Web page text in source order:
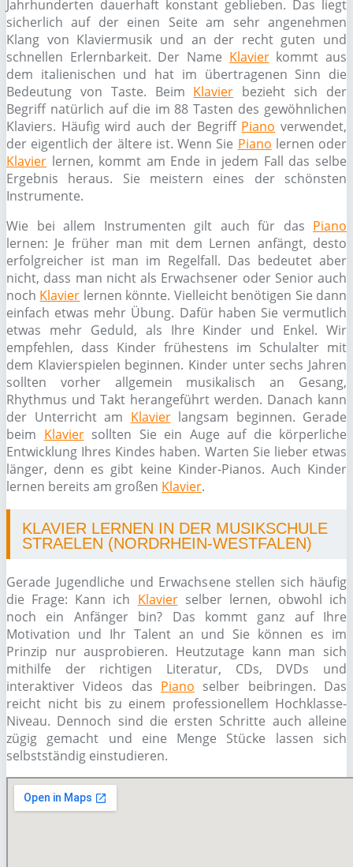
Jahrhunderten dauerhaft konstant geblieben. Das liegt
sicherlich auf der einen Seite am sehr angenehmen
Klang von Klaviermusik und an der recht guten und
schnellen Erlernbarkeit. Der Name Klavierkommt aus
dem italienischen und hat im übertragenen Sinn die
Bedeutung von Taste. Beim Klavier bezieht sich der
Begriff natürlich auf die im 88 Tasten des gewöhnlichen
Klaviers. Häufig wird auch der Begriff Piano verwendet,
der eigentlich der ältere ist. Wenn Sie Piano lernen oder
Klavier lernen, kommt am Ende in jedem Fall das selbe
Ergebnis heraus. Sie meistern eines der schönsten
Instrumente.
Wie bei allem Instrumenten gilt auch für das Piano
lernen: Je früher man mit dem Lernen anfängt, desto
erfolgreicher ist man im Regelfall. Das bedeutet aber
nicht, dass man nicht als Erwachsener oder Senior auch
noch Klavier lernen könnte. Vielleicht benötigen Sie dann
einfach etwas mehr Übung. Dafür haben Sie vermutlich
etwas mehr Geduld, als Ihre Kinder und Enkel. Wir
empfehlen, dass Kinder frühestens im Schulalter mit
dem Klavierspielen beginnen. Kinder unter sechs Jahren
sollten vorher allgemein musikalisch an Gesang,
Rhythmus und Takt herangeführt werden. Danach kann
der Unterricht am Klavierlangsam beginnen. Gerade
beim Klaviersollten Sie ein Auge auf die körperliche
Entwicklung Ihres Kindes haben. Warten Sie lieber etwas
länger, denn es gibt keine Kinder-Pianos. Auch Kinder
lernen bereits am großen Klavier.
KLAVIER LERNEN IN DER MUSIKSCHULE
STRAELEN (NORDRHEIN-WESTFALEN)
Gerade Jugendliche und Erwachsene stellen sich häufig
die Frage: Kann ich Klavierselber lernen, obwohl ich
noch ein Anfänger bin? Das kommt ganz auf Ihre
Motivation und Ihr Talent an und Sie können es im
Prinzip nur ausprobieren. Heutzutage kann man sich
mithilfe der richtigen Literatur, CDs, DVDs und
interaktiver Videos das Piano selber beibringen. Das
reicht nicht bis zu einem professionellem Hochklasse-
Niveau. Dennoch sind die ersten Schritte auch alleine
zügig gemacht und eine Menge Stücke lassen sich
selbstständig einstudieren.